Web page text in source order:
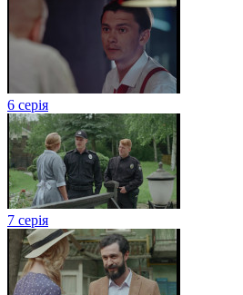
6 серія
7 серія